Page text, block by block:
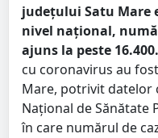
județului Satu Mare
nivel național,
ajuns la peste 16.400.
cu coronavirus au
Mare, potrivit datelor
Național de Sănătate
în care numărul de